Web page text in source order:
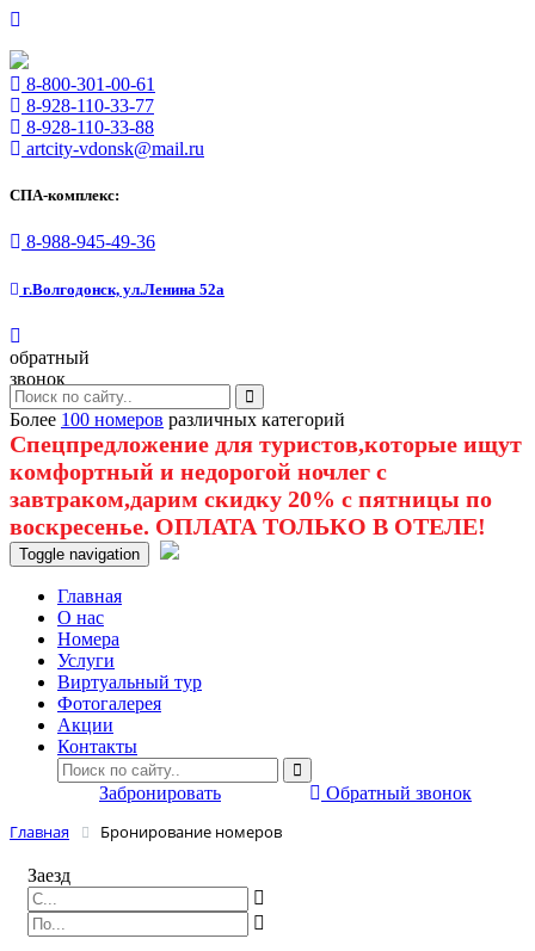
8-800-301-00-61
8-928-110-33-77
8-928-110-33-88
artcity-vdonsk@mail.ru
СПА-комплекс:
8-988-945-49-36
г.Волгодонск, ул.Ленина 52а
обратный
звонок
Более 100 номеров различных категорий
Спецпредложение для туристов,которые ищут
комфортный и недорогой ночлег с
завтраком,дарим скидку 20% с пятницы по
воскресенье. ОПЛАТА ТОЛЬКО В ОТЕЛЕ!
Toggle navigation
Главная
O нас
Номера
Услуги
Виртуальный тур
Фотогалерея
Акции
Контакты
Забронировать Обратный звонок
Главная Бронирование номеров
Заезд